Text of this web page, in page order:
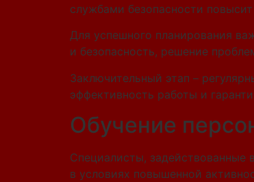
службами безопасности
Для успешного планирования
и безопасность, решение
Заключительный этап –
эффективность работы и
Обучение
Специалисты,
в условиях повышенной